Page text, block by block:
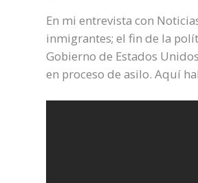
En mi entrevista con
inmigrantes; el fin de la
Gobierno de Estados
en proceso de asilo. Aquí